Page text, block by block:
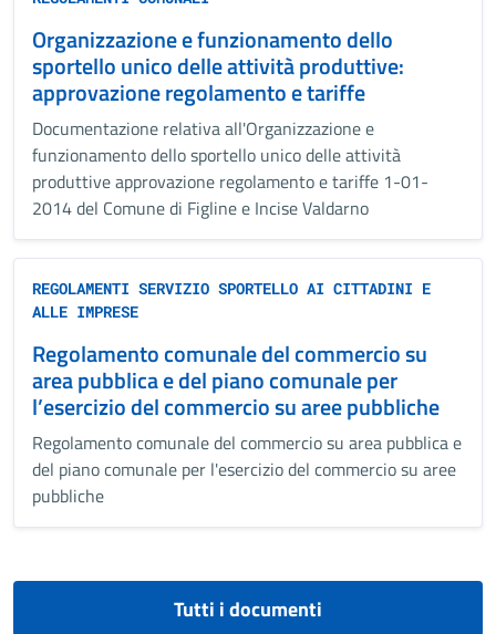
Organizzazione e funzionamento dello
sportello unico delle attività produttive:
approvazione regolamento e tariffe
Documentazione relativa all'Organizzazione e
funzionamento dello sportello unico delle attività
produttive approvazione regolamento e tariffe 1-01-
2014 del Comune di Figline e Incise Valdarno
REGOLAMENTI SERVIZIO SPORTELLO AI CITTADINI E
ALLE IMPRESE
Regolamento comunale del commercio su
area pubblica e del piano comunale per
l’esercizio del commercio su aree pubbliche
Regolamento comunale del commercio su area pubblica e
del piano comunale per l'esercizio del commercio su aree
pubbliche
Tutti i documenti